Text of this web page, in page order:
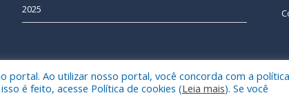
2025
Mapa do Site
portal. Ao utilizar nosso portal, você concorda com a
é feito, acesse Política de cookies (Leia mais). Se você